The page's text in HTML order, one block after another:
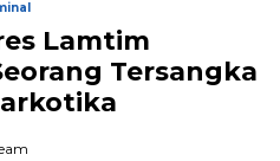
Lamtim
Tersangka